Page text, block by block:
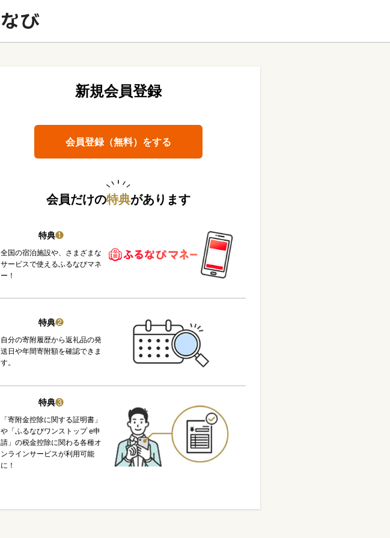
新規会員登録
会員登録（無料）をする
会員だけの特典があります
特典❶
全国の宿泊施設や、さまざまな
サービスで使えるふるなびマネ
ー！
特典❷
自分の寄附履歴から返礼品の発
送日や年間寄附額を確認できま
す。
特典❸
「寄附金控除に関する証明書」
や「ふるなびワンストップ e申
請」の税金控除に関わる各種オ
ンラインサービスが利用可能
に！